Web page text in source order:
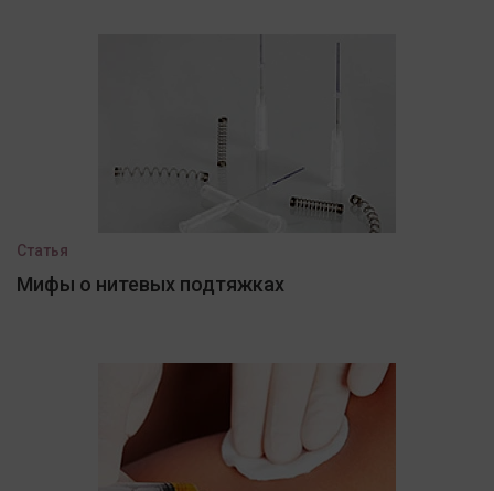
Статья
Мифы о нитевых подтяжках